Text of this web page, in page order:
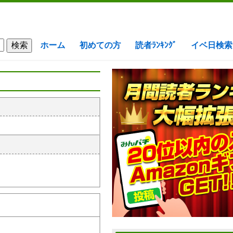
ホーム 初めての方 読者ﾗﾝｷﾝｸﾞ イベ日検索